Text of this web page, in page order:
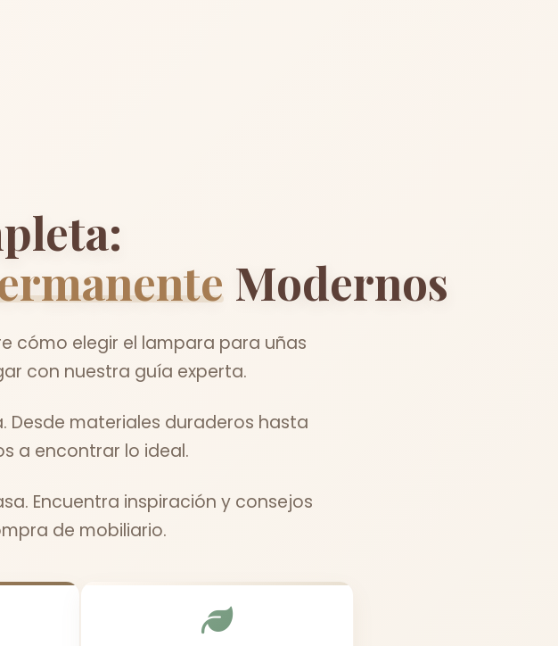
Modernos
cómo elegir el lampara para uñas
con nuestra guía experta.
Desde materiales duraderos hasta
a encontrar lo ideal.
Encuentra inspiración y consejos
de mobiliario.